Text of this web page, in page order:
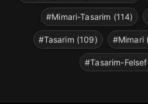
#Mimari-Tasarim (114)
#Tasarim (109) #Mimari
#Tasarim-